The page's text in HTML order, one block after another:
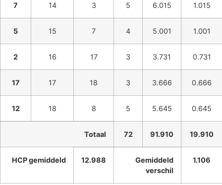
7 14 3 5 6.015 1.015
5 15 7 4 5.001 1.001
2 16 17 3 3.731 0.731
17 17 18 3 3.666 0.666
12 18 8 5 5.645 0.645
Totaal 72 91.910 19.910
HCP gemiddeld 12.988
Gemiddeld
verschil
1.106